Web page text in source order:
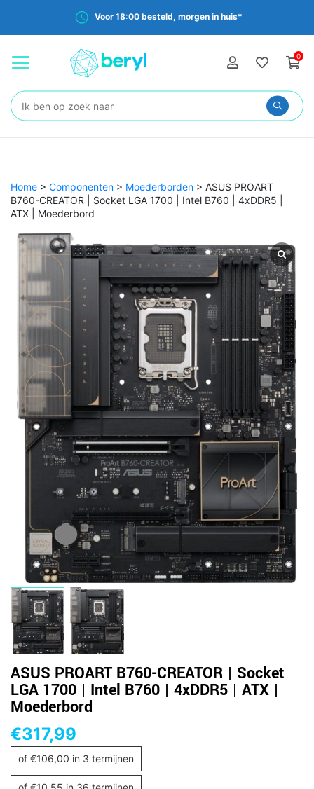
Voor 18:00 besteld, morgen in huis*
0
Zoeken:
Home > Componenten > Moederborden > ASUS PROART
B760-CREATOR | Socket LGA 1700 | Intel B760 | 4xDDR5 |
ATX | Moederbord
ASUS PROART B760-CREATOR | Socket
LGA 1700 | Intel B760 | 4xDDR5 | ATX |
Moederbord
€317,99
of €106,00 in 3 termijnen